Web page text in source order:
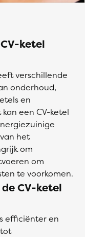
ketel
verschillende
onderhoud,
en
een CV-ketel
het
om
om
te voorkomen.
CV-ketel
efficiënter en